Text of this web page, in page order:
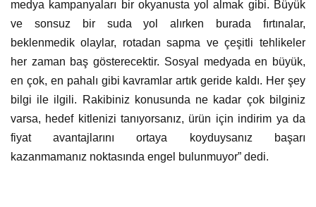
medya kampanyaları bir okyanusta yol almak gibi. Büyük
ve sonsuz bir suda yol alırken burada fırtınalar,
beklenmedik olaylar, rotadan sapma ve çeşitli tehlikeler
her zaman baş gösterecektir. Sosyal medyada en büyük,
en çok, en pahalı gibi kavramlar artık geride kaldı. Her şey
bilgi ile ilgili. Rakibiniz konusunda ne kadar çok bilginiz
varsa, hedef kitlenizi tanıyorsanız, ürün için indirim ya da
fiyat avantajlarını ortaya koyduysanız başarı
kazanmamanız noktasında engel bulunmuyor” dedi.